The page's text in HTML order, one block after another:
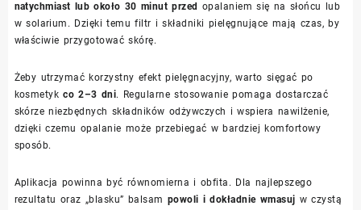
natychmiast lub około 30 minut przed opalaniem się na słońcu lub
w solarium. Dzięki temu filtr i składniki pielęgnujące mają czas, by
właściwie przygotować skórę.
Żeby utrzymać korzystny efekt pielęgnacyjny, warto sięgać po
kosmetykco 2–3 dni. Regularne stosowanie pomaga dostarczać
skórze niezbędnych składników odżywczych i wspiera nawilżenie,
dzięki czemu opalanie może przebiegać w bardziej komfortowy
sposób.
Aplikacja powinna być równomierna i obfita. Dla najlepszego
rezultatu oraz „blasku” balsam powoli i dokładnie wmasuj w czystą